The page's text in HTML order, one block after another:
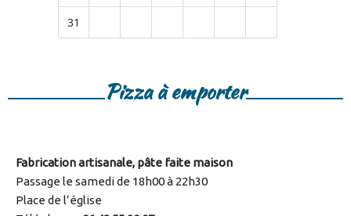
31
Pizza à emporter
Fabrication artisanale, pâte faite maison
Passage le samedi de 18h00 à 22h30
Place de l’église